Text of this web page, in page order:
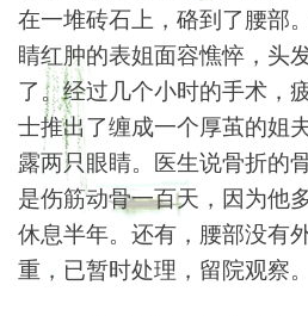
在一堆砖石上，硌到了腰部
睛红肿的表姐面容憔悴，头
了。经过几个小时的手术，
士推出了缠成一个厚茧的姐
露两只眼睛。医生说骨折的
是伤筋动骨一百天，因为他
休息半年。还有，腰部没有
重，已暂时处理，留院观察。